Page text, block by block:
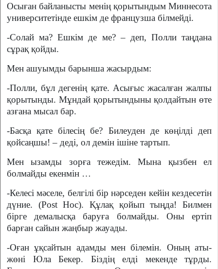
Осыған байланысты менің қорытындым Миннесота
университетінде ешкім де французша білмейді.
-Солай ма? Ешкім де ме? – деп, Полли таңдана
сұрақ қойды.
Мен ашуымды барынша жасырдым:
-Полли, бұл дегенің қате. Асығыс жасалған жалпы
қорытынды. Мұндай қорытындыны қолдайтын өте
азғана мысал бар.
-Басқа қате білесің бе? Билеуден де көңілді деп
қойсаңшы! – деді, ол демін ішіне тартып.
Мен ызамды зорға тежедім. Мына қызбен ел
болмайды екенмін …
-Келесі мәселе, белгілі бір нәрседен кейін кездесетін
дүние. (Post Hoc). Құлақ қойып тыңда! Билмен
бірге демалысқа баруға болмайды. Оны ертіп
барған сайын жаңбыр жауады.
-Оған ұқсайтын адамды мен білемін. Оның аты-
жөні Юла Бекер. Біздің елді мекенде тұрды.